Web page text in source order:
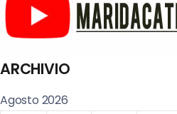
ARCHIVIO
Agosto 2026